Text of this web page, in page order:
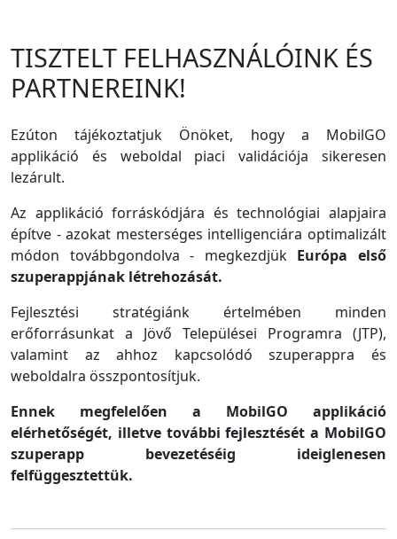
TISZTELT FELHASZNÁLÓINK ÉS
PARTNEREINK!
Ezúton tájékoztatjuk Önöket, hogy a MobilGO
applikáció és weboldal piaci validációja sikeresen
lezárult.
Az applikáció forráskódjára és technológiai alapjaira
építve - azokat mesterséges intelligenciára optimalizált
módon továbbgondolva - megkezdjük Európa első
szuperappjának létrehozását.
Fejlesztési stratégiánk értelmében minden
erőforrásunkat a Jövő Települései Programra (JTP),
valamint az ahhoz kapcsolódó szuperappra és
weboldalra összpontosítjuk.
Ennek megfelelően a MobilGO applikáció
elérhetőségét, illetve további fejlesztését a MobilGO
szuperapp bevezetéséig ideiglenesen
felfüggesztettük.